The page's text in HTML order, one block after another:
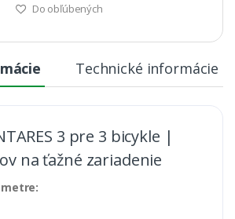
Do obľúbených
Technické informácie
3 pre 3 bicykle |
na ťažné zariadenie